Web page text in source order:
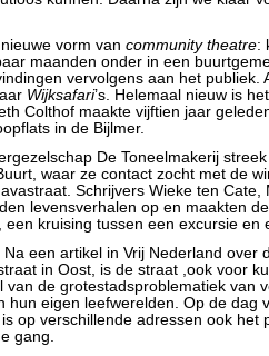
vorm van community theatre:
maanden onder in een
vervolgens aan het publiek.
Wijksafari’s. Helemaal nieuw is
Colthof maakte vijftien jaar
in de Bijlmer.
De Toneelmakerij
waar ze contact zocht met de
Schrijvers Wieke ten Cate,
levensverhalen op en maakten
een kruising tussen een excursie en
Na een artikel in Vrij Nederland over
in Oost, is de straat ,ook voor
van de grotestadsproblematiek van
hun eigen leefwerelden. Op de dag
op verschillende adressen ook het
gang.